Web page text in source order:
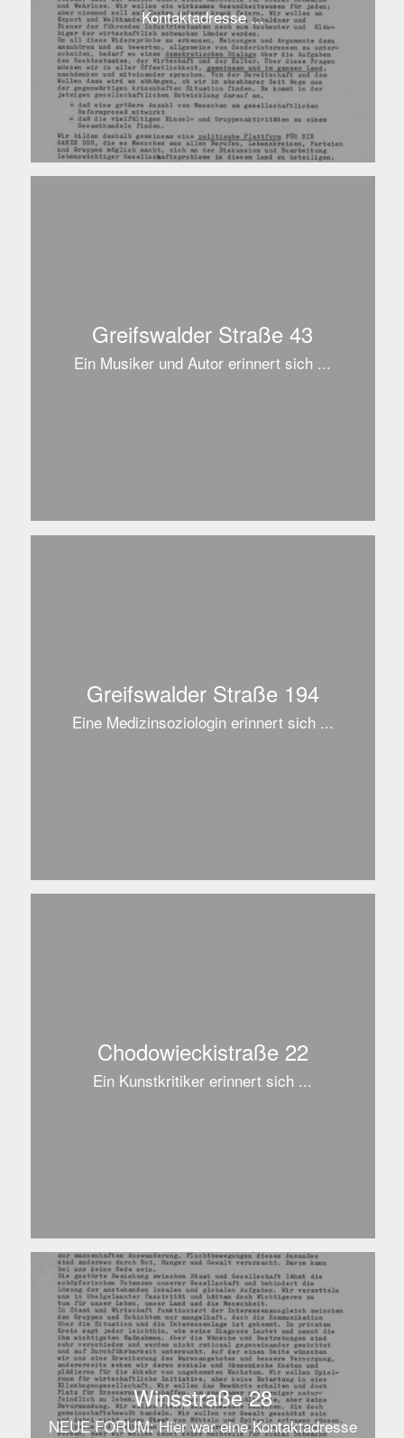
Kontaktadresse ...
Greifswalder Straße 43
Ein Musiker und Autor erinnert sich ...
Greifswalder Straße 194
Eine Medizinsoziologin erinnert sich ...
Chodowieckistraße 22
Ein Kunstkritiker erinnert sich ...
Winsstraße 28
NEUE FORUM: Hier war eine Kontaktadresse